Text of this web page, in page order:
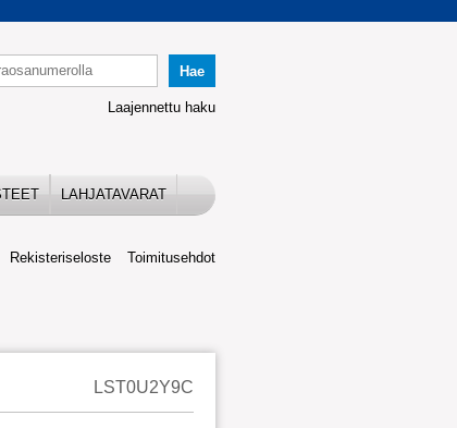
Laajennettu haku
LAHJATAVARAT
Rekisteriseloste Toimitusehdot
LST0U2Y9C